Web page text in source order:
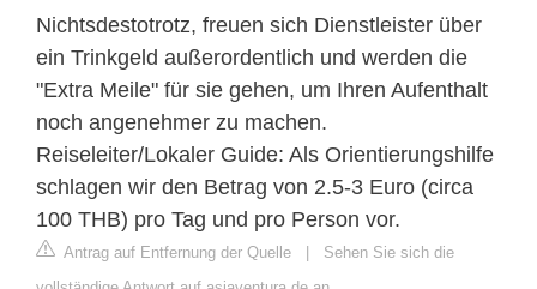
Nichtsdestotrotz, freuen sich Dienstleister über
ein Trinkgeld außerordentlich und werden die
"Extra Meile" für sie gehen, um Ihren Aufenthalt
noch angenehmer zu machen.
Reiseleiter/Lokaler Guide: Als Orientierungshilfe
schlagen wir den Betrag von 2.5-3 Euro (circa
100 THB) pro Tag und pro Person vor.
Antrag auf Entfernung der Quelle | Sehen Sie sich die